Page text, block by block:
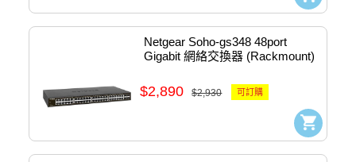
Netgear Soho-gs348 48port
Gigabit 網絡交換器 (Rackmount)
$2,890 $2,930 可訂購